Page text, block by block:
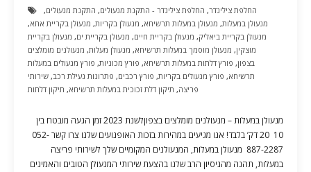
החלפת צילינדר, החלפת צילינדר - התקנת מנעולים, התקנת מנעולים,
מנעולן במעלות, מנעולן במעלות תרשיחא, מנעולן בקריות, מנעולן בקריית אתא,
מנעולן בקריית ביאליק, מנעולן בקריית חיים, מנעולן בקריית ים, מנעולן בקריית
מוצקין, מנעולן מוסמך במעלות תרשיחא, מנעולן מעלות, מנעולנים מומלצים
בצפון, פורץ דלתות במעלות תרשיחא, פורץ מכוניות, פורץ מנעולים במעלות
תרשיחא, פורץ מנעולים בקריות, פורץ רכבים, פתרונות נעילת רכב, שירותי
פריצה, תיקון דלת זכוכית במעלות תרשיחא, תיקון דלתות
מנעולן במעלות – מנעולנים מומלצים בצפוןלשנת 2023 זמן הגעה מובטח בין
10 20 דק’ בלבד! אנו מגיעים במהירות בזכות האופנועים שלנו צרו קשר 052-
887-2287 מנעולן במעלות, המנעולנים המקומיים שלך לשירותי פריצה
במעלות, תהנה מהניסיון הרב שלנו בהצעת שירותי המנעולן הטובים והאמינים